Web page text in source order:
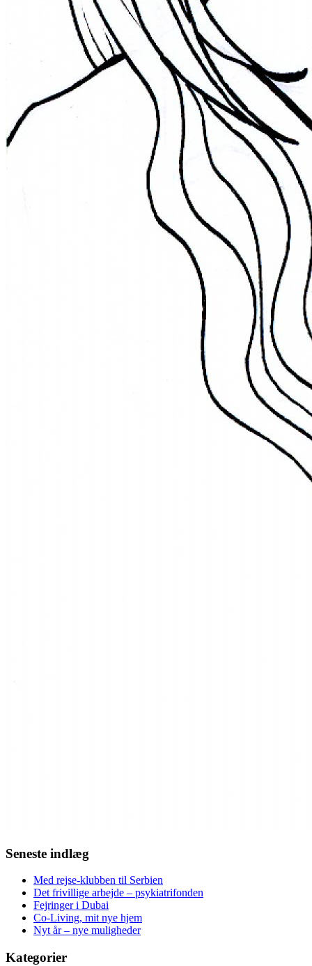
Seneste indlæg
Med rejse-klubben til Serbien
Det frivillige arbejde – psykiatrifonden
Fejringer i Dubai
Co-Living, mit nye hjem
Nyt år – nye muligheder
Kategorier